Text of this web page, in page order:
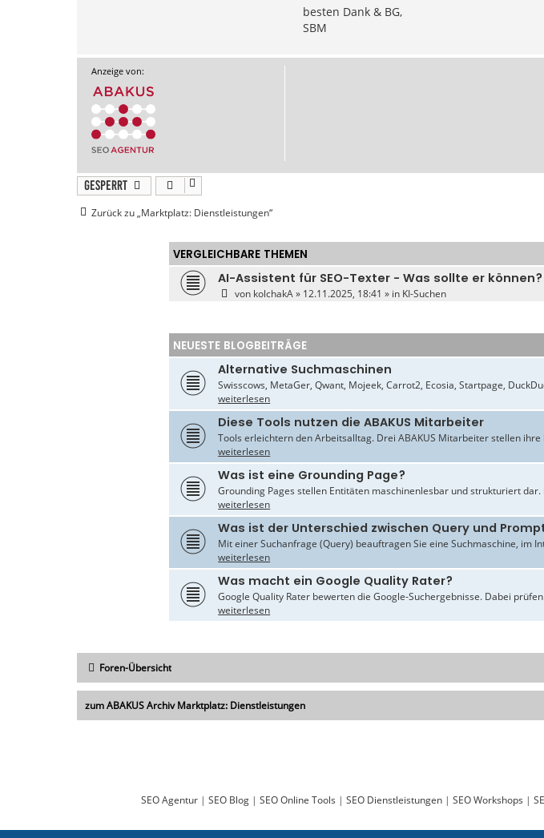
besten Dank & BG,
SBM
Anzeige von:
Gesperrt
Zurück zu „Marktplatz: Dienstleistungen“
VERGLEICHBARE THEMEN
AI-Assistent für SEO-Texter - Was sollte er können?
von kolchakA» 12.11.2025, 18:41 » in KI-Suchen
NEUESTE BLOGBEITRÄGE
Alternative Suchmaschinen
Swisscows, MetaGer, Qwant, Mojeek, Carrot2, Ecosia, Startpage,
weiterlesen
Diese Tools nutzen die ABAKUS Mitarbeiter
Tools erleichtern den Arbeitsalltag. Drei ABAKUS Mitarbeiter stellen
weiterlesen
Was ist eine Grounding Page?
Grounding Pages stellen Entitäten maschinenlesbar und strukturiert
weiterlesen
Was ist der Unterschied zwischen Query und
Mit einer Suchanfrage (Query) beauftragen Sie eine Suchmaschine, im
weiterlesen
Was macht ein Google Quality Rater?
Google Quality Rater bewerten die Google-Suchergebnisse. Dabei
weiterlesen
Foren-Übersicht
zum ABAKUS Archiv Marktplatz: Dienstleistungen
SEO Agentur| SEO Blog| SEO Online Tools | SEO Dienstleistungen| SEO Workshops |